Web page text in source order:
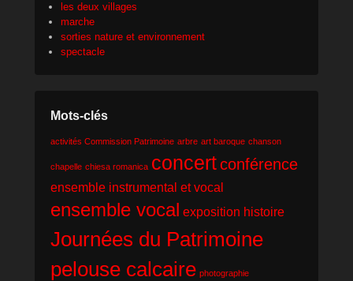
les deux villages
marche
sorties nature et environnement
spectacle
Mots-clés
activités Commission Patrimoine arbre art baroque chanson
chapelle chiesa romanica concertconférence
ensemble instrumental et vocal
ensemble vocal exposition histoire
Journées du Patrimoine
pelouse calcaire photographie